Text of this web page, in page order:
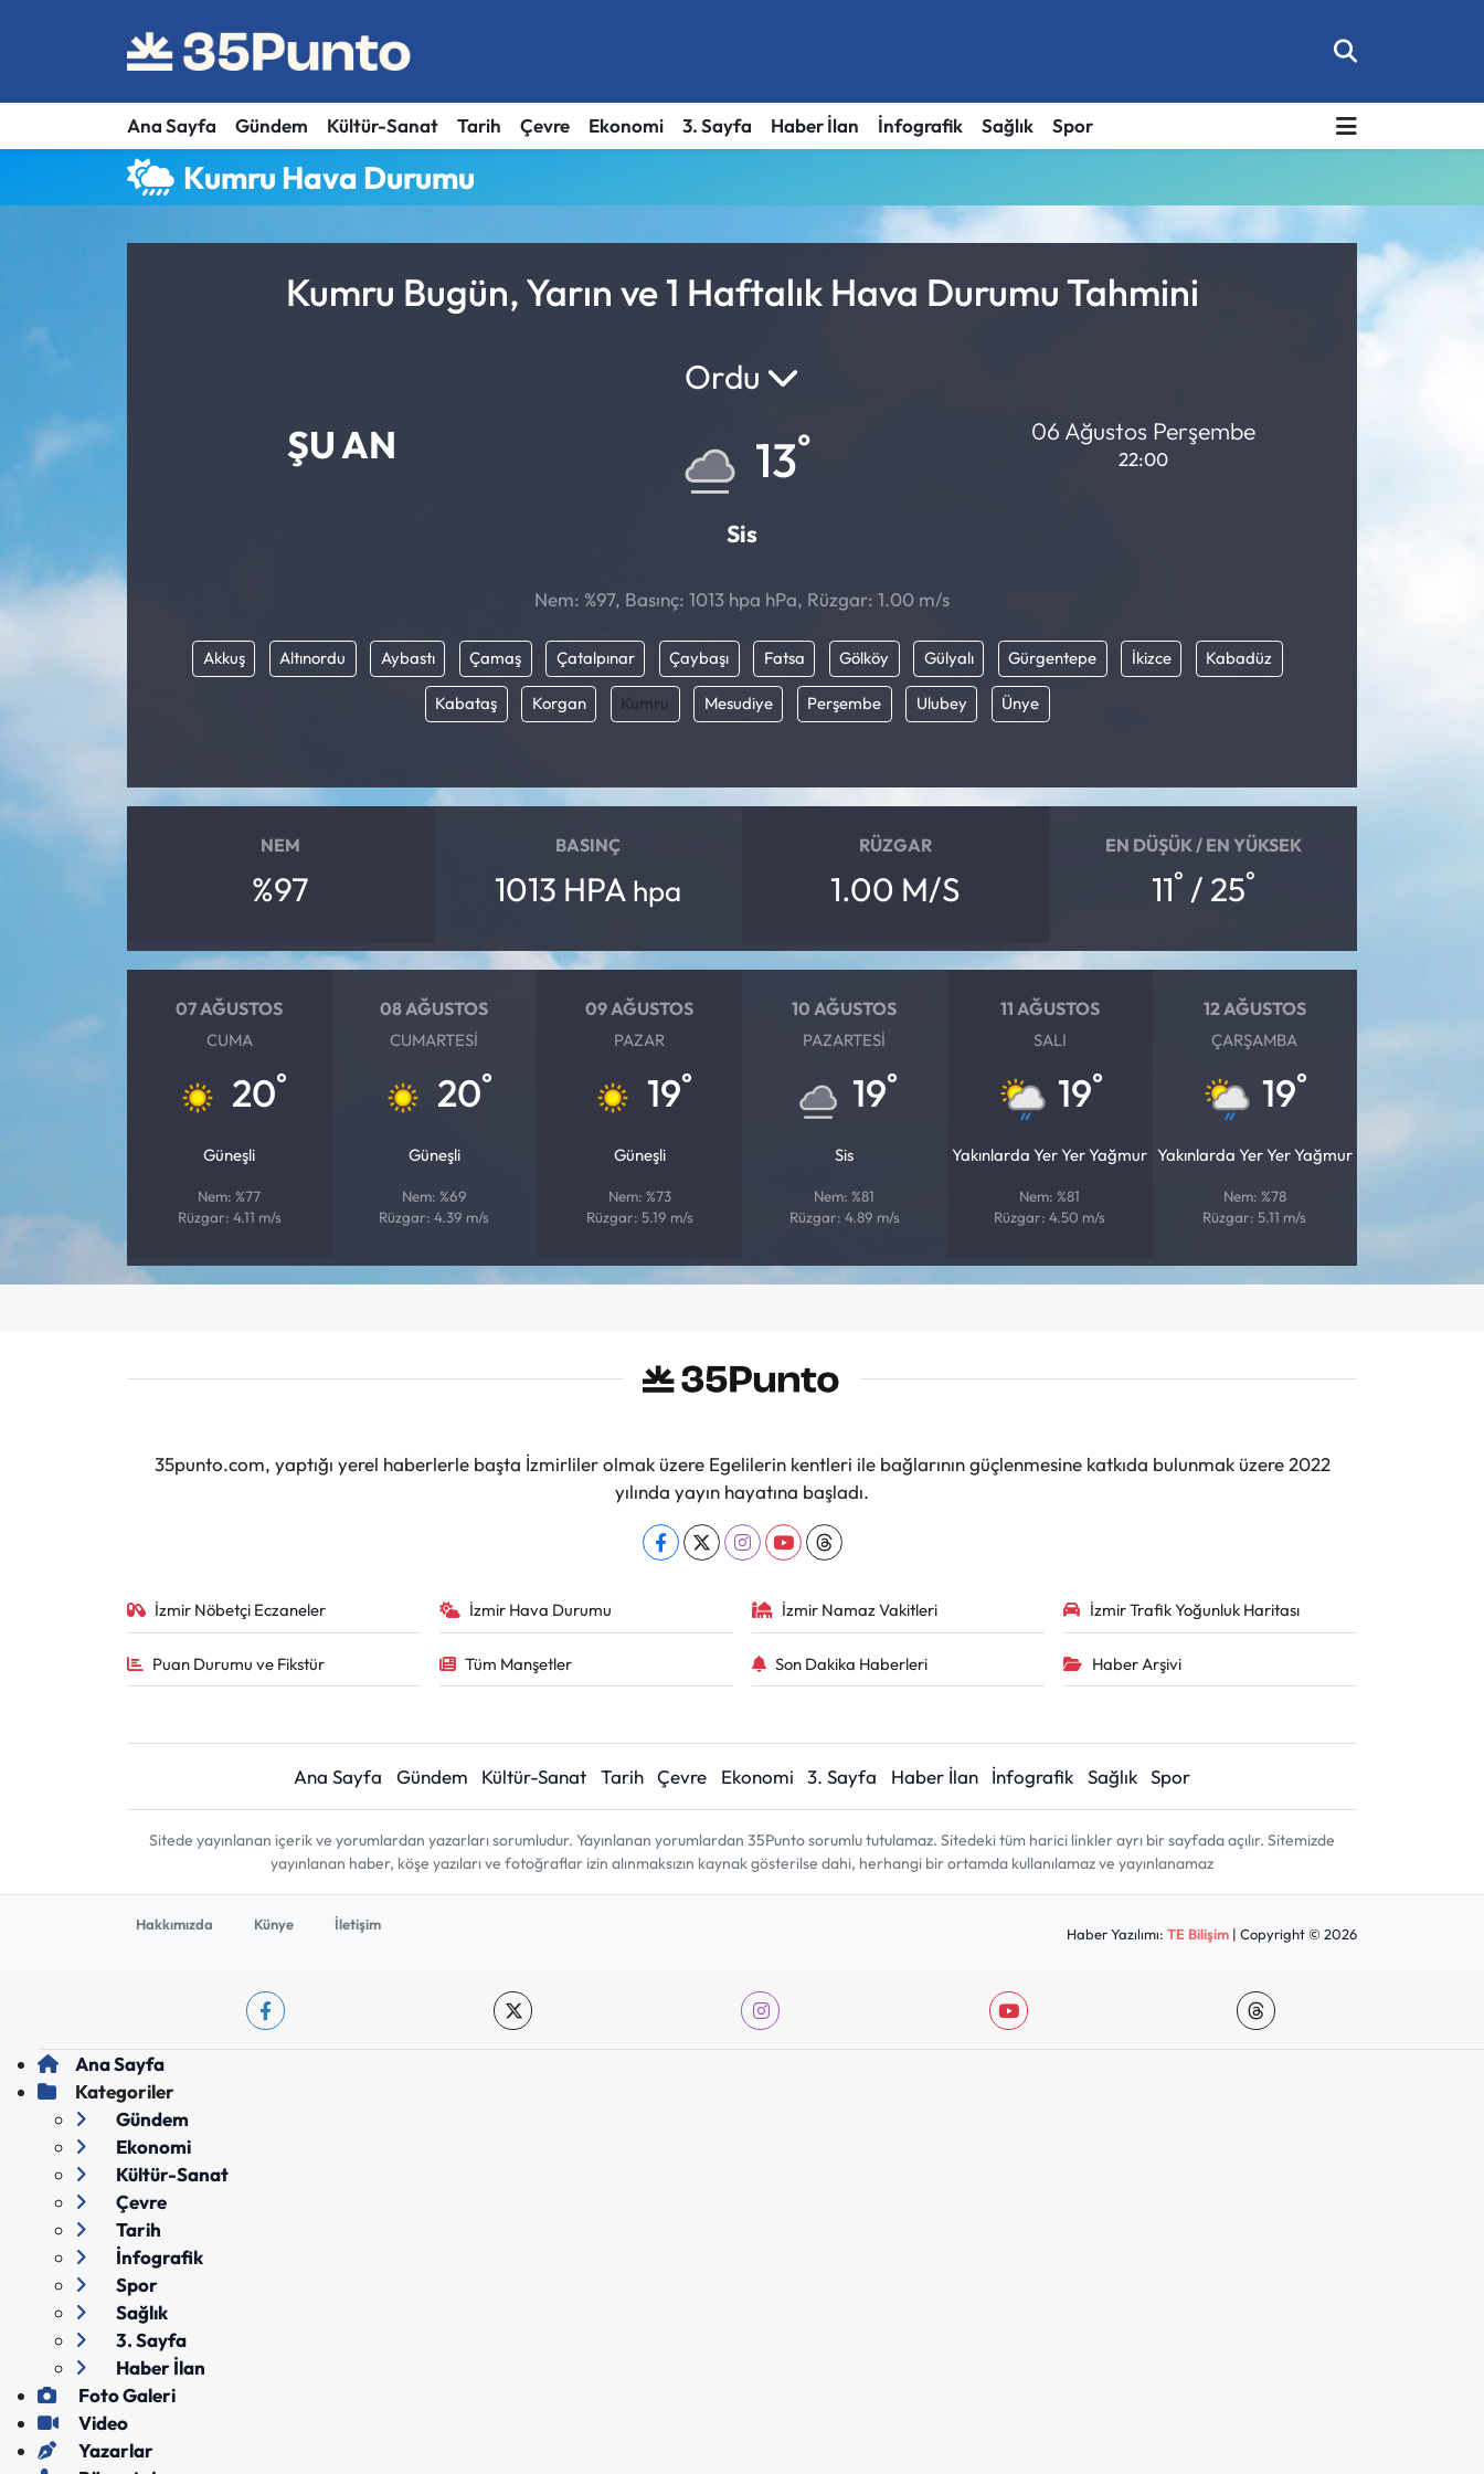
Ana Sayfa Gündem Kültür-Sanat Tarih Çevre Ekonomi 3. Sayfa Haber İlan İnfografik Sağlık Spor
Kumru Hava Durumu
Kumru Bugün, Yarın ve 1 Haftalık Hava Durumu Tahmini
ŞU AN
Ordu
13°
Sis
06 Ağustos Perşembe
22:00
Nem: %97, Basınç: 1013 hpa hPa, Rüzgar: 1.00 m/s
Akkuş Altınordu Aybastı Çamaş Çatalpınar Çaybaşı Fatsa Gölköy Gülyalı Gürgentepe İkizce Kabadüz
Kabataş Korgan Kumru Mesudiye Perşembe Ulubey Ünye
NEM
%97
BASINÇ
1013 HPA hpa
RÜZGAR
1.00 M/S
EN DÜŞÜK / EN YÜKSEK
11° / 25°
07 AĞUSTOS
CUMA
20°
Güneşli
Nem: %77
Rüzgar: 4.11 m/s
08 AĞUSTOS
CUMARTESI
20°
Güneşli
Nem: %69
Rüzgar: 4.39 m/s
09 AĞUSTOS
PAZAR
19°
Güneşli
Nem: %73
Rüzgar: 5.19 m/s
10 AĞUSTOS
PAZARTESI
19°
Sis
Nem: %81
Rüzgar: 4.89 m/s
11 AĞUSTOS
SALI
19°
Yakınlarda Yer Yer Yağmur
Nem: %81
Rüzgar: 4.50 m/s
12 AĞUSTOS
ÇARŞAMBA
19°
Yakınlarda Yer Yer Yağmur
Nem: %78
Rüzgar: 5.11 m/s
35punto.com, yaptığı yerel haberlerle başta İzmirliler olmak üzere Egelilerin kentleri ile bağlarının güçlenmesine katkıda bulunmak üzere 2022
yılında yayın hayatına başladı.
İzmir Nöbetçi Eczaneler İzmir Hava Durumu İzmir Namaz Vakitleri İzmir Trafik Yoğunluk Haritası
Puan Durumu ve Fikstür Tüm Manşetler Son Dakika Haberleri Haber Arşivi
Ana Sayfa Gündem Kültür-Sanat Tarih Çevre Ekonomi 3. Sayfa Haber İlan İnfografik Sağlık Spor
Sitede yayınlanan içerik ve yorumlardan yazarları sorumludur. Yayınlanan yorumlardan 35Punto sorumlu tutulamaz. Sitedeki tüm harici linkler ayrı bir sayfada açılır. Sitemizde
yayınlanan haber, köşe yazıları ve fotoğraflar izin alınmaksızın kaynak gösterilse dahi, herhangi bir ortamda kullanılamaz ve yayınlanamaz
Hakkımızda Künye İletişim
Haber Yazılımı:TE Bilişim | Copyright © 2026
Ana Sayfa
Kategoriler
Gündem
Ekonomi
Kültür-Sanat
Çevre
Tarih
İnfografik
Spor
Sağlık
3. Sayfa
Haber İlan
Foto Galeri
Video
Yazarlar